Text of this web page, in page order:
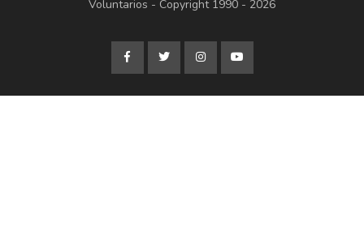
Voluntarios - Copyright 1990 - 2026